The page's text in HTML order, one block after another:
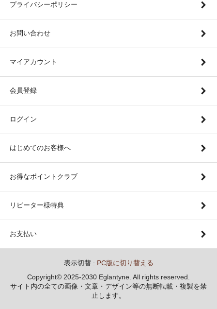
プライバシーポリシー
お問い合わせ
マイアカウント
会員登録
ログイン
はじめてのお客様へ
お得なポイントクラブ
リピーター様特典
お支払い
表示切替 : PC版に切り替える
Copyright© 2025-2030 Eglantyne. All rights reserved.
サイト内の全ての画像・文章・デザイン等の無断転載・複製を禁
止します。